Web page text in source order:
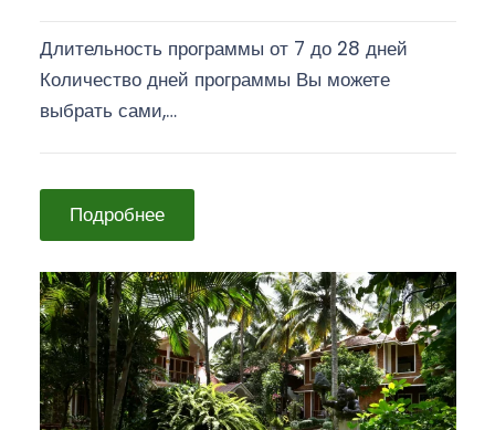
Длительность программы от 7 до 28 дней
Количество дней программы Вы можете
выбрать сами,…
Подробнее